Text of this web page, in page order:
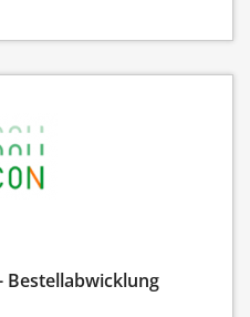
Bestellabwicklung